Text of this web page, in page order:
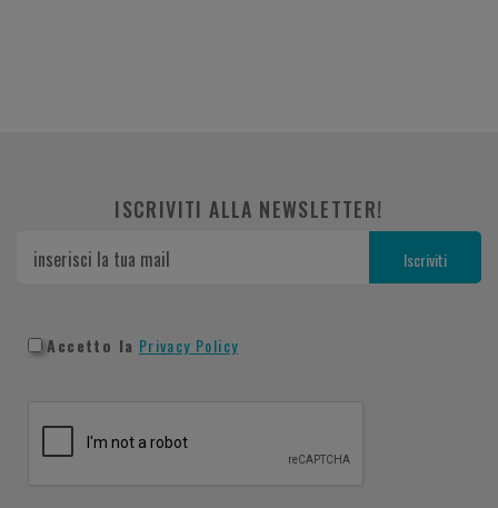
ISCRIVITI ALLA NEWSLETTER!
Accetto la Privacy Policy